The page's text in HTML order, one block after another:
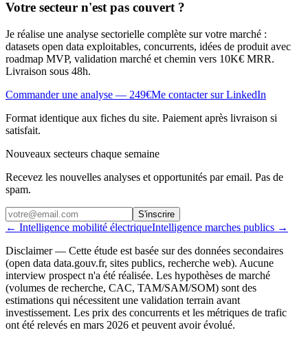
Votre secteur n'est pas couvert ?
Je réalise une analyse sectorielle complète sur votre marché :
datasets open data exploitables, concurrents, idées de produit avec
roadmap MVP, validation marché et chemin vers 10K€ MRR.
Livraison sous 48h.
Commander une analyse — 249€Me contacter sur LinkedIn
Format identique aux fiches du site. Paiement après livraison si
satisfait.
Nouveaux secteurs chaque semaine
Recevez les nouvelles analyses et opportunités par email. Pas de
spam.
S'inscrire
← Intelligence mobilité électriqueIntelligence marches publics →
Disclaimer— Cette étude est basée sur des données secondaires
(open data data.gouv.fr, sites publics, recherche web). Aucune
interview prospect n'a été réalisée. Les hypothèses de marché
(volumes de recherche, CAC, TAM/SAM/SOM) sont des
estimations qui nécessitent une validation terrain avant
investissement. Les prix des concurrents et les métriques de trafic
ont été relevés en mars 2026 et peuvent avoir évolué.